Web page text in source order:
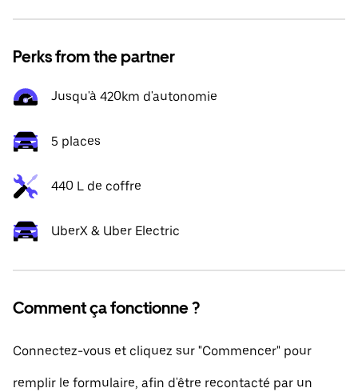
Perks from the partner
Jusqu'à 420km d'autonomie
5 places
440 L de coffre
UberX & Uber Electric
Comment ça fonctionne ?
Connectez-vous et cliquez sur "Commencer" pour
remplir le formulaire, afin d'être recontacté par un